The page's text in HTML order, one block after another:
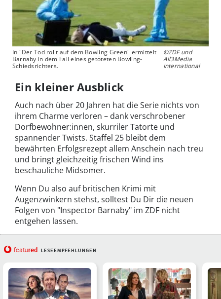
In "Der Tod rollt auf dem Bowling Green" ermittelt
Barnaby in dem Fall eines getöteten Bowling-
Schiedsrichters.
©ZDF und
All3Media
International
Ein kleiner Ausblick
Auch nach über 20 Jahren hat die Serie nichts von
ihrem Charme verloren – dank verschrobener
Dorfbewohner:innen, skurriler Tatorte und
spannender Twists. Staffel 25 bleibt dem
bewährten Erfolgsrezept allem Anschein nach treu
und bringt gleichzeitig frischen Wind ins
beschauliche Midsomer.
Wenn Du also auf britischen Krimi mit
Augenzwinkern stehst, solltest Du Dir die neuen
Folgen von "Inspector Barnaby" im ZDF nicht
entgehen lassen.
featured LESEEMPFEHLUNGEN